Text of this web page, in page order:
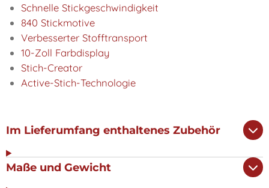
Schnelle Stickgeschwindigkeit
840 Stickmotive
Verbesserter Stofftransport
10-Zoll Farbdisplay
Stich-Creator
Active-Stich-Technologie
Im Lieferumfang enthaltenes Zubehör
Maße und Gewicht